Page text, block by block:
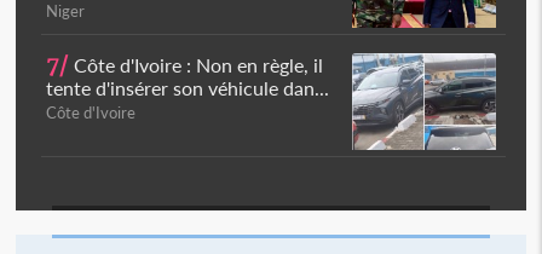
Niger
7/ Côte d'Ivoire : Non en règle, il
tente d'insérer son véhicule dan...
Côte d'Ivoire